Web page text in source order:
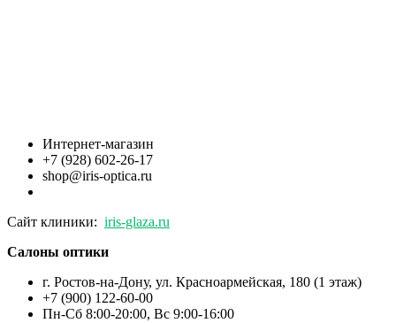
Интернет-магазин
+7 (928) 602-26-17
shop@iris-optica.ru
Сайт клиники: iris-glaza.ru
Салоны оптики
г. Ростов-на-Дону, ул. Красноармейская, 180 (1 этаж)
+7 (900) 122-60-00
Пн-Cб 8:00-20:00, Вс 9:00-16:00